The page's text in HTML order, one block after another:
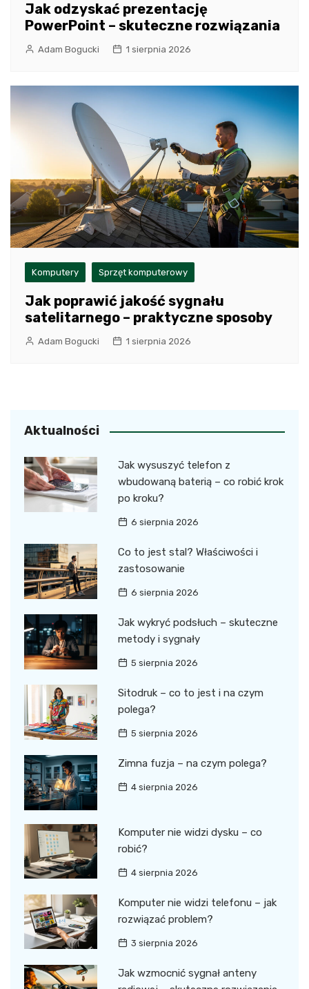
Jak odzyskać prezentację
PowerPoint – skuteczne rozwiązania
Adam Bogucki 1 sierpnia 2026
Komputery Sprzęt komputerowy
Jak poprawić jakość sygnału
satelitarnego – praktyczne sposoby
Adam Bogucki 1 sierpnia 2026
Aktualności
Jak wysuszyć telefon z
wbudowaną baterią – co robić krok
po kroku?
6 sierpnia 2026
Co to jest stal? Właściwości i
zastosowanie
6 sierpnia 2026
Jak wykryć podsłuch – skuteczne
metody i sygnały
5 sierpnia 2026
Sitodruk – co to jest i na czym
polega?
5 sierpnia 2026
Zimna fuzja – na czym polega?
4 sierpnia 2026
Komputer nie widzi dysku – co
robić?
4 sierpnia 2026
Komputer nie widzi telefonu – jak
rozwiązać problem?
3 sierpnia 2026
Jak wzmocnić sygnał anteny